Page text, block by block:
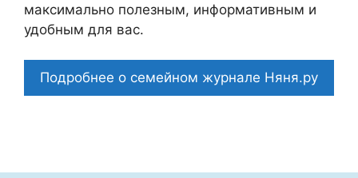
максимально полезным, информативным и
удобным для вас.
Подробнее о семейном журнале Няня.ру